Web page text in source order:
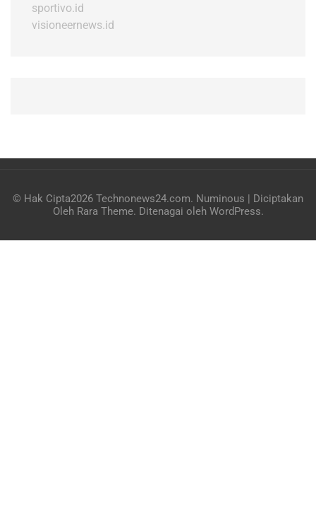
sportivo.id
visioneernews.id
© Hak Cipta2026 Technonews24.com. Numinous | Diciptakan
Oleh Rara Theme. Ditenagai oleh WordPress.